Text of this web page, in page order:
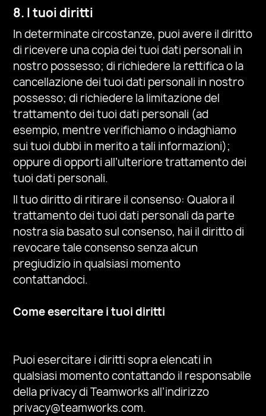
8. I tuoi diritti
In determinate circostanze, puoi avere il diritto
di ricevere una copia dei tuoi dati personali in
nostro possesso; di richiedere la rettifica o la
cancellazione dei tuoi dati personali in nostro
possesso; di richiedere la limitazione del
trattamento dei tuoi dati personali (ad
esempio, mentre verifichiamo o indaghiamo
sui tuoi dubbi in merito a tali informazioni);
oppure di opporti all’ulteriore trattamento dei
tuoi dati personali.
Il tuo diritto di ritirare il consenso: Qualora il
trattamento dei tuoi dati personali da parte
nostra sia basato sul consenso, hai il diritto di
revocare tale consenso senza alcun
pregiudizio in qualsiasi momento
contattandoci.
Come esercitare i tuoi diritti
Puoi esercitare i diritti sopra elencati in
qualsiasi momento contattando il responsabile
della privacy di Teamworks all’indirizzo
privacy@teamworks.com.